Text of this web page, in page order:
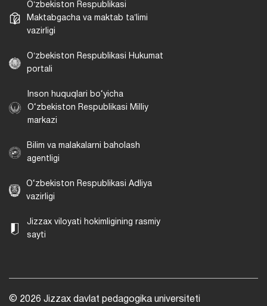
Oʻzbekiston Respublikasi
Maktabgacha va maktab taʼlimi
vazirligi
Oʻzbekiston Respublikasi Hukumat
portali
Inson huquqlari bo‘yicha
O‘zbekiston Respublikasi Milliy
markazi
Bilim va malakalarni baholash
agentligi
O‘zbekiston Respublikasi Adliya
vazirligi
Jizzax viloyati hokimligining rasmiy
sayti
© 2026 Jizzax davlat pedagogika universiteti